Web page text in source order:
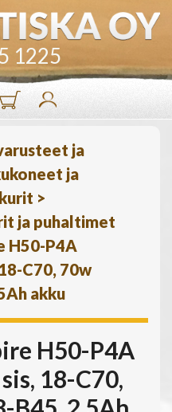
1225
ja
ja
>
ja puhaltimet
H50-P4A
C70, 70w
akku
H50-P4A
18-C70,